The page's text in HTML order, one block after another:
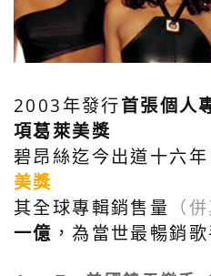
2003年發行首張個人
項葛萊美獎
碧昂絲迄今出道十六
美獎
其全球專輯銷售量 （
一億 ，為當世最暢銷